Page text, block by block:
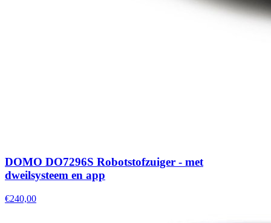
DOMO DO7296S Robotstofzuiger - met
dweilsysteem en app
€240,00